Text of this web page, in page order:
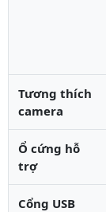
Tương thích
camera
Ổ cứng hỗ
trợ
Cổng USB